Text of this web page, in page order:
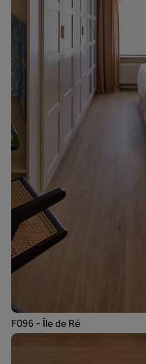
F096 - Île de Ré